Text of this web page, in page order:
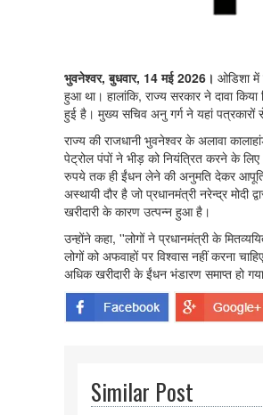
भुवनेश्वर, बुधवार, 14 मई 2026। ओडिशा में
हुआ था। हालांकि, राज्य सरकार ने दावा
हुई है। मुख्य सचिव अनु गर्ग ने यहां
राज्य की राजधानी भुवनेश्वर के अलावा
पेट्रोल पंपों ने भीड़ को नियंत्रित करने के
रुपये तक ही ईंधन लेने की अनुमति देकर
अस्थायी दौर है जो प्रधानमंत्री नरेन्द्र
खरीदारी के कारण उत्पन्न हुआ है।
उन्होंने कहा, ''लोगों ने प्रधानमंत्री के
लोगों को अफवाहों पर विश्वास नहीं करना
अधिक खरीदारी के ईंधन भंडारण समाप्त हो
Similar Post